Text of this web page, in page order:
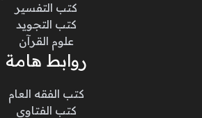
كتب التفسير
كتب التجويد
علوم القرآن
روابط هامة
كتب الفقه العام
كتب الفتاوى